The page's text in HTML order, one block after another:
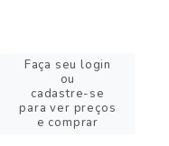
Faça seu login
ou
cadastre-se
para ver preços
e comprar